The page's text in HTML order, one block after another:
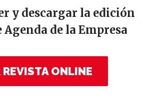
y descargar la edición
Agenda de la Empresa
REVISTA ONLINE